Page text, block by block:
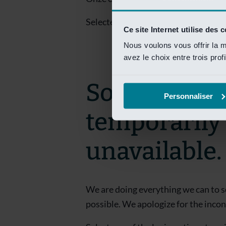
Ce site Internet utilise des
Nous voulons vous offrir la
avez le choix entre trois
Personnaliser
Selecteer een van de login opties
Sorry! This
temporarily
unavailable.
We are doing everything we can to
possible. We apologize for the